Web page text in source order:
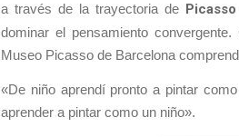
a través de la trayectoria dePicasso
dominar el pensamiento
Museo Picasso de Barcelona
«De niño aprendí pronto a pintar
aprender a pintar como un niño».